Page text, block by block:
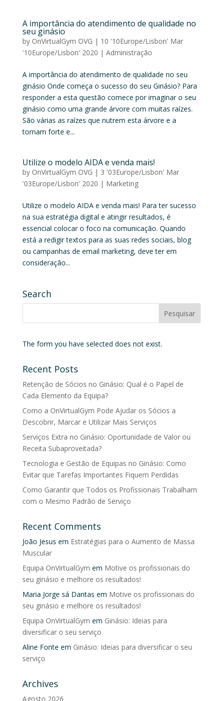
A importância do atendimento de qualidade no
seu ginásio
by OnVirtualGym OVG | 10 '10Europe/Lisbon' Mar
'10Europe/Lisbon' 2020 | Administração
A importância do atendimento de qualidade no seu
ginásio Onde começa o sucesso do seu Ginásio? Para
responder a esta questão comece por imaginar o seu
ginásio como uma grande árvore com muitas raízes.
São várias as raízes que nutrem esta árvore e a
tornam forte e...
Utilize o modelo AIDA e venda mais!
by OnVirtualGym OVG | 3 '03Europe/Lisbon' Mar
'03Europe/Lisbon' 2020 | Marketing
Utilize o modelo AIDA e venda mais! Para ter sucesso
na sua estratégia digital e atingir resultados, é
essencial colocar o foco na comunicação. Quando
está a redigir textos para as suas redes sociais, blog
ou campanhas de email marketing, deve ter em
consideração...
Search
The form you have selected does not exist.
Recent Posts
Retenção de Sócios no Ginásio: Qual é o Papel de
Cada Elemento da Equipa?
Como a OnVirtualGym Pode Ajudar os Sócios a
Descobrir, Marcar e Utilizar Mais Serviços
Serviços Extra no Ginásio: Oportunidade de Valor ou
Receita Subaproveitada?
Tecnologia e Gestão de Equipas no Ginásio: Como
Evitar que Tarefas Importantes Fiquem Perdidas
Como Garantir que Todos os Profissionais Trabalham
com o Mesmo Padrão de Serviço
Recent Comments
João Jesus em Estratégias para o Aumento de Massa
Muscular
Equipa OnVirtualGym em Motive os profissionais do
seu ginásio e melhore os resultados!
Maria Jorge sá Dantas em Motive os profissionais do
seu ginásio e melhore os resultados!
Equipa OnVirtualGym em Ginásio: Ideias para
diversificar o seu serviço
Aline Fonte em Ginásio: Ideias para diversificar o seu
serviço
Archives
Agosto 2026